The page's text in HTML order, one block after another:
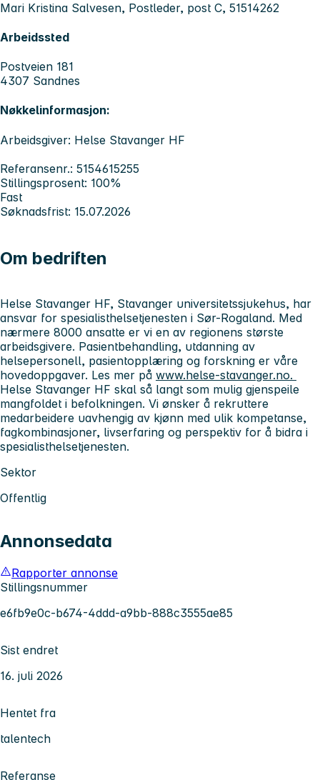
Mari Kristina Salvesen, Postleder, post C, 51514262
Arbeidssted
Postveien 181
4307 Sandnes
Nøkkelinformasjon:
Arbeidsgiver: Helse Stavanger HF
Referansenr.: 5154615255
Stillingsprosent: 100%
Fast
Søknadsfrist: 15.07.2026
Om bedriften
Helse Stavanger HF, Stavanger universitetssjukehus, har
ansvar for spesialisthelsetjenesten i Sør-Rogaland. Med
nærmere 8000 ansatte er vi en av regionens største
arbeidsgivere. Pasientbehandling, utdanning av
helsepersonell, pasientopplæring og forskning er våre
hovedoppgaver. Les mer på www.helse-stavanger.no.
Helse Stavanger HF skal så langt som mulig gjenspeile
mangfoldet i befolkningen. Vi ønsker å rekruttere
medarbeidere uavhengig av kjønn med ulik kompetanse,
fagkombinasjoner, livserfaring og perspektiv for å bidra i
spesialisthelsetjenesten.
Sektor
Offentlig
Annonsedata
Rapporter annonse
Stillingsnummer
e6fb9e0c-b674-4ddd-a9bb-888c3555ae85
Sist endret
16. juli 2026
Hentet fra
talentech
Referanse